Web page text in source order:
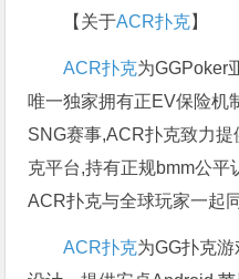
【关于ACR扑克】
ACR扑克为GGPoker
唯一独家拥有正EV保险机
SNG赛事,ACR扑克致力
克平台,持有正规bmm公平
ACR扑克与全球玩家一起
ACR扑克为GG扑克